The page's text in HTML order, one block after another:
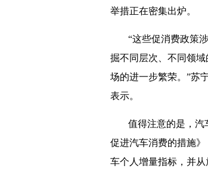
举措正在密集出炉。
“这些促消费政策
掘不同层次、不同领
场的进一步繁荣。”苏
表示。
值得注意的是，汽
促进汽车消费的措施
车个人增量指标，并